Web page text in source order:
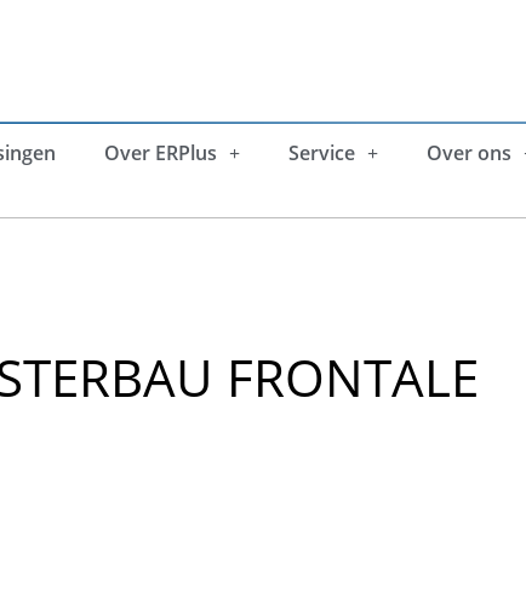
Over ERPlus Service Over ons
FRONTALE